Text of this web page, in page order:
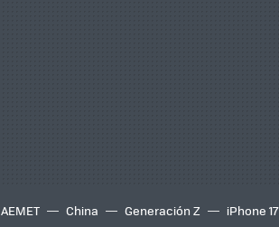
AEMET China Generación Z iPhone 17